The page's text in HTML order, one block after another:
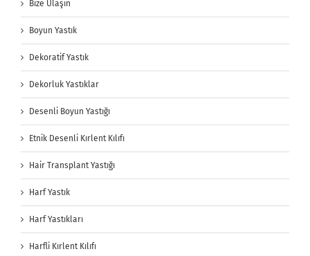
Bize Ulaşın
Boyun Yastık
Dekoratif Yastık
Dekorluk Yastıklar
Desenli Boyun Yastığı
Etnik Desenli Kırlent Kılıfı
Hair Transplant Yastığı
Harf Yastık
Harf Yastıkları
Harfli Kırlent Kılıfı